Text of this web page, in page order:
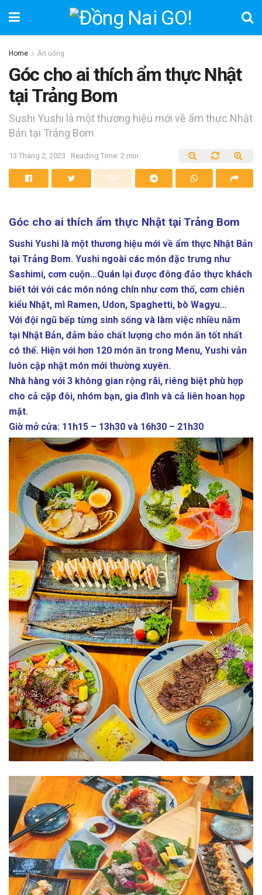
Home Ăn uống
Góc cho ai thích ẩm thực Nhật
tại Trảng Bom
Sushi Yushi là một thương hiệu mới về ẩm thực Nhật
Bản tại Trảng Bom
13 Tháng 2, 2023 Reading Time: 2 min
Góc cho ai thích ẩm thực Nhật tại Trảng Bom
Sushi Yushi là một thương hiệu mới về ẩm thực Nhật Bản
tại Trảng Bom. Yushi ngoài các món đặc trưng như
Sashimi, cơm cuộn…Quán lại được đông đảo thực khách
biết tới với các món nóng chín như cơm thố, cơm chiên
kiểu Nhật, mì Ramen, Udon, Spaghetti, bò Wagyu…
Với đội ngũ bếp từng sinh sống và làm việc nhiều năm
tại Nhật Bản, đảm bảo chất lượng cho món ăn tốt nhất
có thể. Hiện với hơn 120 món ăn trong Menu, Yushi vẫn
luôn cập nhật món mới thường xuyên.
Nhà hàng với 3 không gian rộng rãi, riêng biệt phù hợp
cho cả cặp đôi, nhóm bạn, gia đình và cả liên hoan họp
mặt.
Giờ mở cửa: 11h15 – 13h30 và 16h30 – 21h30